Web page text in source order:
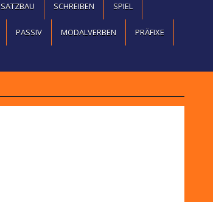
SATZBAU SCHREIBEN SPIEL
PASSIV MODALVERBEN PRÄFIXE